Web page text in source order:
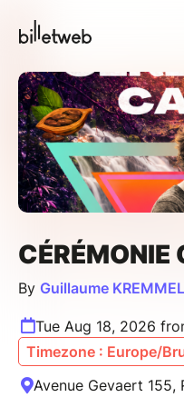
CÉRÉMONIE
By Guillaume KREMMEL
Tue Aug 18, 2026
Timezone : Europe/
Avenue Gevaert 155,